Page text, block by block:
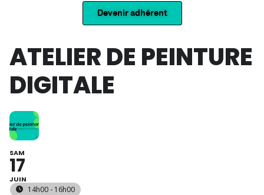
Devenir adhérent
ATELIER DE PEINTURE
DIGITALE
SAM
17
JUIN
14h00 - 16h00